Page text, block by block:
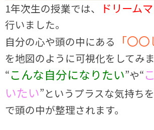
1年次生の授業では、 ドリーム
行いました。
自分の心や頭の中にある
「〇
を地図のように可視化をしてみま
“こんな自分になりたい”や“
いたい”というプラスな気持ち
で頭の中が整理されます。